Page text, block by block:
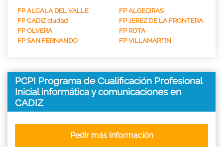
FP ALCALA DEL VALLE
FP ALGECIRAS
FP CADIZ ciudad
FP JEREZ DE LA FRONTERA
FP OLVERA
FP ROTA
FP SAN FERNANDO
FP VILLAMARTIN
PCPI Programa de Cualificación Profesional
Inicial informática y comunicaciones en
CADIZ
Pedir más Información